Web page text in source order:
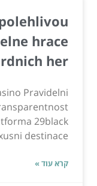
hrace
her
Pravidelni
29black
destinace...
קרא עוד »